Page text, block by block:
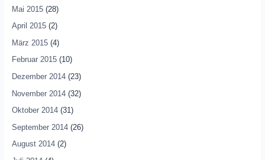
Mai 2015(28)
April 2015(2)
März 2015(4)
Februar 2015(10)
Dezember 2014(23)
November 2014(32)
Oktober 2014(31)
September 2014(26)
August 2014(2)